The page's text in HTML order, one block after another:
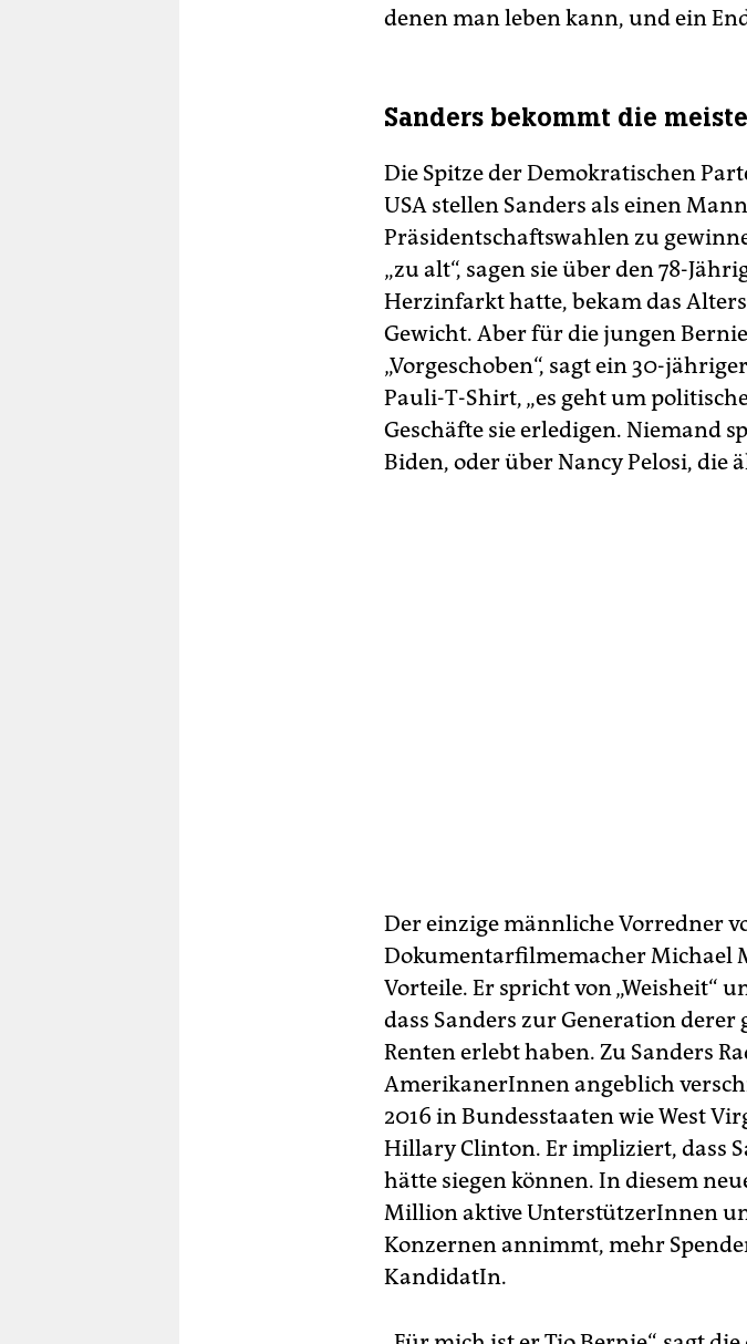
denen man leben kann, und ein
Sanders bekommt die
Die Spitze der Demokratischen
USA stellen Sanders als einen
Präsidentschaftswahlen zu
„zu alt“, sagen sie über den 78-
Herzinfarkt hatte, bekam das
Gewicht. Aber für die jungen
„Vorgeschoben“, sagt ein 30-
Pauli-T-Shirt, „es geht um
Geschäfte sie erledigen. Niemand
Biden, oder über Nancy Pelosi, die
Der einzige männliche Vorredner
Dokumentarfilmemacher Michael
Vorteile. Er spricht von „Weisheit“
dass Sanders zur Generation
Renten erlebt haben. Zu Sanders
AmerikanerInnen angeblich
2016 in Bundesstaaten wie West
Hillary Clinton. Er impliziert, dass
hätte siegen können. In diesem
Million aktive UnterstützerInnen
Konzernen annimmt, mehr
KandidatIn.